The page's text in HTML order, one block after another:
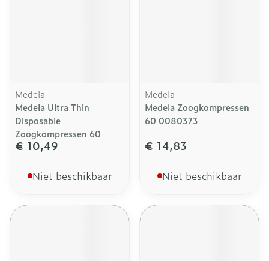
Medela
Medela Ultra Thin
Disposable
Zoogkompressen 60
€ 10,49
Niet beschikbaar
Medela
Medela Zoogkompressen
60 0080373
€ 14,83
Niet beschikbaar